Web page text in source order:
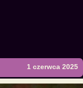
1 czerwca 2025